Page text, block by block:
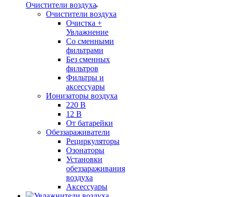
Очистители воздуха
Очистители воздуха
Очистка +
Увлажнение
Cо сменными
фильтрами
Без сменных
фильтров
Фильтры и
аксессуары
Ионизаторы воздуха
220 В
12 В
От батарейки
Обеззараживатели
Рециркуляторы
Озонаторы
Установки
обеззараживания
воздуха
Аксессуары